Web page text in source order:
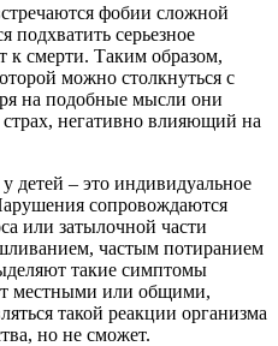
фобии сложной
подхватить серьезное
к смерти. Таким образом,
можно столкнуться с
на подобные мысли они
негативно влияющий на
детей – это индивидуальное
сопровождаются
или затылочной части
частым потиранием
такие симптомы
местными или общими,
такой реакции организма
но не сможет.